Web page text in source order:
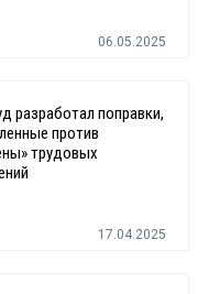
06.05.2025
разработал поправки,
против
трудовых
17.04.2025